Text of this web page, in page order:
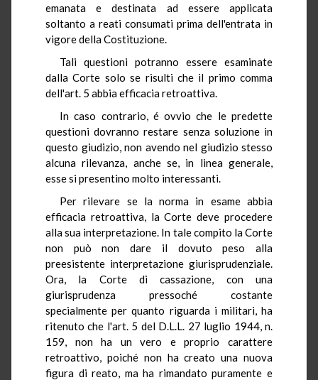
emanata e destinata ad essere applicata
soltanto a reati consumati prima dell'entrata in
vigore della Costituzione.
Tali questioni potranno essere esaminate
dalla Corte solo se risulti che il primo comma
dell'art. 5 abbia efficacia retroattiva.
In caso contrario, é ovvio che le predette
questioni dovranno restare senza soluzione in
questo giudizio, non avendo nel giudizio stesso
alcuna rilevanza, anche se, in linea generale,
esse si presentino molto interessanti.
Per rilevare se la norma in esame abbia
efficacia retroattiva, la Corte deve procedere
alla sua interpretazione. In tale compito la Corte
non può non dare il dovuto peso alla
preesistente interpretazione giurisprudenziale.
Ora, la Corte di cassazione, con una
giurisprudenza pressoché costante
specialmente per quanto riguarda i militari, ha
ritenuto che l'art. 5 del D.L.L. 27 luglio 1944, n.
159, non ha un vero e proprio carattere
retroattivo, poiché non ha creato una nuova
figura di reato, ma ha rimandato puramente e